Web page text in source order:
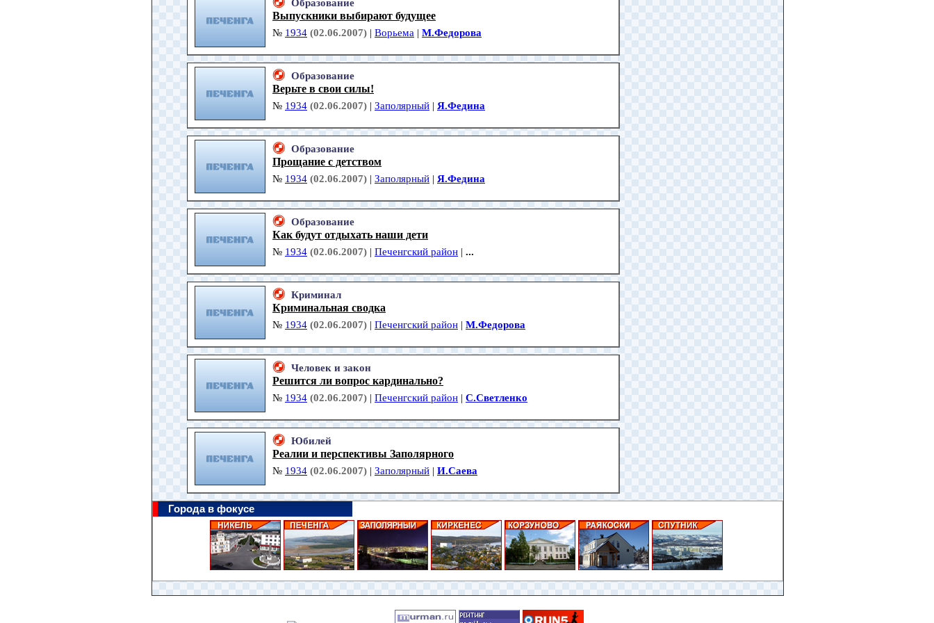
Образование
Выпускники выбирают будущее
№ 1934 (02.06.2007) | Ворьема | М.Федорова
Образование
Верьте в свои силы!
№ 1934 (02.06.2007) | Заполярный | Я.Федина
Образование
Прощание с детством
№ 1934 (02.06.2007) | Заполярный | Я.Федина
Образование
Как будут отдыхать наши дети
№ 1934 (02.06.2007) | Печенгский район | ...
Криминал
Криминальная сводка
№ 1934 (02.06.2007) | Печенгский район | М.Федорова
Человек и закон
Решится ли вопрос кардинально?
№ 1934 (02.06.2007) | Печенгский район | С.Светленко
Юбилей
Реалии и перспективы Заполярного
№ 1934 (02.06.2007) | Заполярный | И.Саева
Города в фокусе